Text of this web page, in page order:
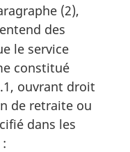
(2),
des
le service
constitué
ouvrant droit
de retraite ou
dans les